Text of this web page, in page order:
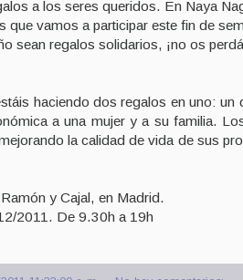
a los seres queridos. En Naya
que vamos a participar este fin de
sean regalos solidarios, ¡no os
haciendo dos regalos en uno: un
a una mujer y a su familia.
la calidad de vida de sus
y Cajal, en Madrid.
2011. De 9.30h a 19h